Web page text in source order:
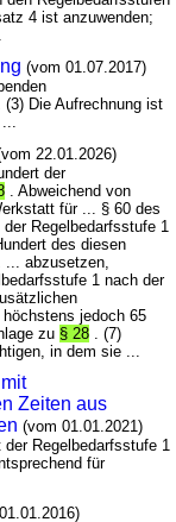
4 ist anzuwenden;
(vom 01.07.2017)
(3) Die Aufrechnung ist
22.01.2026)
der
. Abweichend von
für ... § 60 des
Regelbedarfsstufe 1
des diesen
... abzusetzen,
1 nach der
jedoch 65
zu § 28 . (7)
in dem sie ...
Zeiten aus
(vom 01.01.2021)
Regelbedarfsstufe 1
für